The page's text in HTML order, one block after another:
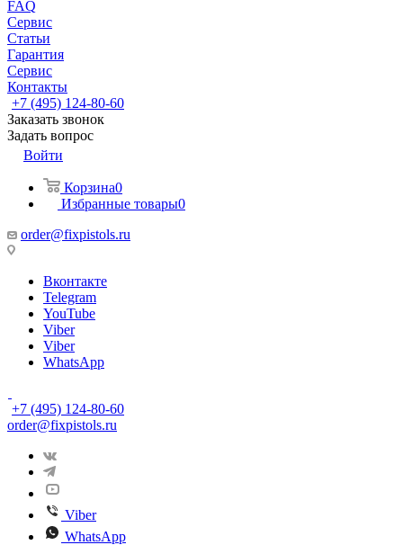
FAQ
Сервис
Статьи
Гарантия
Сервис
Контакты
+7 (495) 124-80-60
Заказать звонок
Задать вопрос
Войти
Корзина0
Избранные товары0
order@fixpistols.ru
Вконтакте
Telegram
YouTube
Viber
Viber
WhatsApp
+7 (495) 124-80-60
order@fixpistols.ru
Viber
WhatsApp